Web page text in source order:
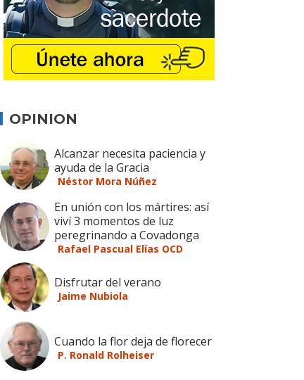
OPINION
Alcanzar necesita paciencia y
ayuda de la Gracia
Néstor Mora Núñez
En unión con los mártires: así
viví 3 momentos de luz
peregrinando a Covadonga
Rafael Pascual Elías OCD
Disfrutar del verano
Jaime Nubiola
Cuando la flor deja de florecer
P. Ronald Rolheiser